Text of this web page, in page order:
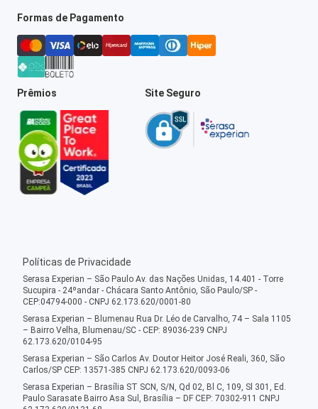
Formas de Pagamento
Prêmios Site Seguro
Políticas de Privacidade
Serasa Experian – São Paulo Av. das Nações Unidas, 14.401 - Torre
Sucupira - 24ºandar - Chácara Santo Antônio, São Paulo/SP -
CEP:04794-000 - CNPJ 62.173.620/0001-80
Serasa Experian – Blumenau Rua Dr. Léo de Carvalho, 74 – Sala 1105
– Bairro Velha, Blumenau/SC - CEP: 89036-239 CNPJ
62.173.620/0104-95
Serasa Experian – São Carlos Av. Doutor Heitor José Reali, 360, São
Carlos/SP CEP: 13571-385 CNPJ 62.173.620/0093-06
Serasa Experian – Brasília ST SCN, S/N, Qd 02, Bl C, 109, Sl 301, Ed.
Paulo Sarasate Bairro Asa Sul, Brasília – DF CEP: 70302-911 CNPJ